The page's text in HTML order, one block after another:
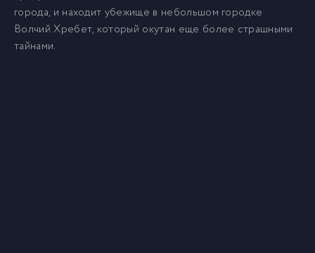
города, и находит убежище в небольшом городке
Волчий Хребет, который окутан еще более страшными
тайнами.